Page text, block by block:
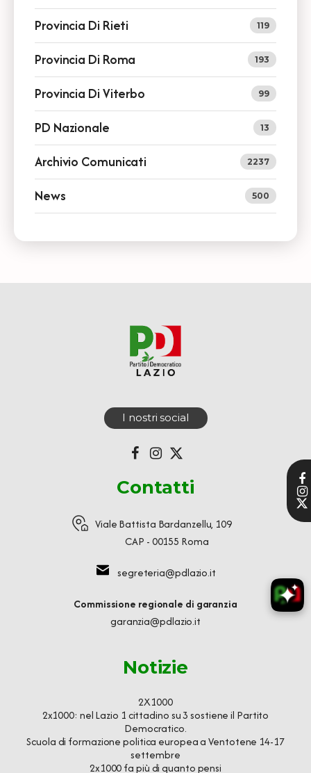
Provincia Di Rieti 119
Provincia Di Roma 193
Provincia Di Viterbo 99
PD Nazionale 13
Archivio Comunicati 2237
News 500
I nostri social
Contatti
Viale Battista Bardanzellu, 109
CAP - 00155 Roma
segreteria@pdlazio.it
Commissione regionale di garanzia
garanzia@pdlazio.it
Notizie
2X1000
2x1000: nel Lazio 1 cittadino su 3 sostiene il Partito
Democratico.
Scuola di formazione politica europea a Ventotene 14-17
settembre
2x1000 fa più di quanto pensi